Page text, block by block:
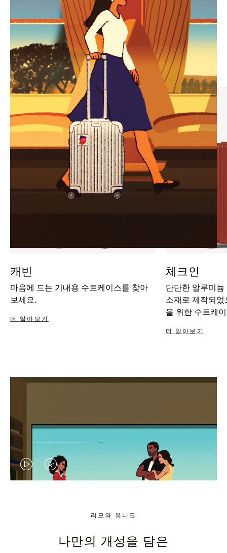
PLAYED,
PLEASE
PRESS
TO
PAUSE
IT
MUTED,
PLEASE
PRESS
TO
UNMUTE
IT
엄선된 기프트 셀렉션
모든 여정의 완벽한 동반자 찾
기
캐빈
마음에 드는 기내용 수트케이스를 찾아
보세요.
더 알아보기
체크인
단단한 알루미
소재로 제작되
을 위한 수트케
더 알아보기
VIDEO
PRESS
VIDEO
MUTED,
PRESS
리모와 유니크
나만의 개성을 담은